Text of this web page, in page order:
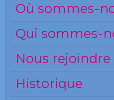
Où sommes-
Qui sommes-
Nous rejoindre
Historique